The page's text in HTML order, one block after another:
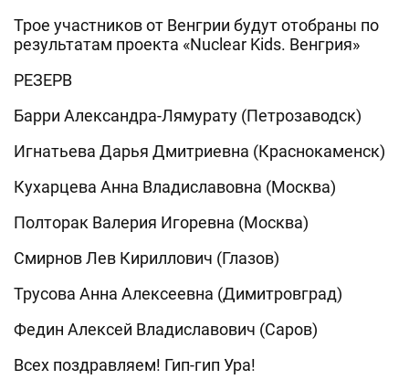
Трое участников от Венгрии будут отобраны по
результатам проекта «Nuclear Kids. Венгрия»
РЕЗЕРВ
Барри Александра-Лямурату (Петрозаводск)
Игнатьева Дарья Дмитриевна (Краснокаменск)
Кухарцева Анна Владиславовна (Москва)
Полторак Валерия Игоревна (Москва)
Смирнов Лев Кириллович (Глазов)
Трусова Анна Алексеевна (Димитровград)
Федин Алексей Владиславович (Саров)
Всех поздравляем! Гип-гип Ура!